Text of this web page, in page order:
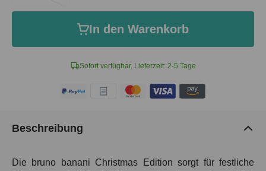
Sofort verfügbar, Lieferzeit: 2-5 Tage
In den Warenkorb
Beschreibung
Die bruno banani Christmas Edition sorgt für festliche